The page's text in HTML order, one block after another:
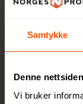
Samtykke
Denne
Vi bruker